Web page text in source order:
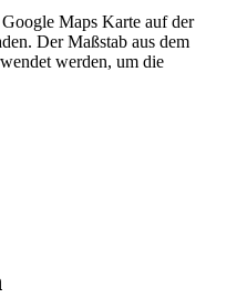
Maps Karte auf der
Der Maßstab aus dem
werden, um die